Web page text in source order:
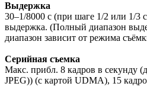
Выдержка
30–1/8000 с (при шаге 1/2 или 1/3
выдержка. (Полный диапазон
диапазон зависит от режима
Серийная съемка
Макс. прибл. 8 кадров в секунду
JPEG)) (с картой UDMA), 15